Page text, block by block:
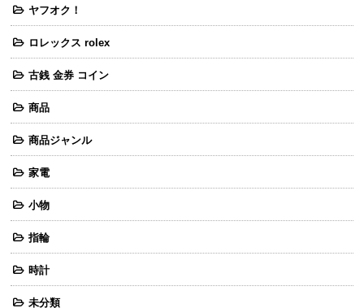
ヤフオク！
ロレックス rolex
古銭 金券 コイン
商品
商品ジャンル
家電
小物
指輪
時計
未分類